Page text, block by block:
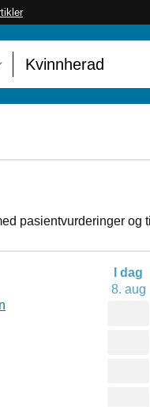
pasientvurderinger og
I dag
8. aug